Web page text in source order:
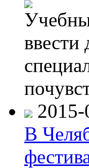
В